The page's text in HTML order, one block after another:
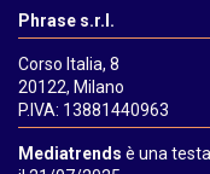
Phrase s.r.l.
Corso Italia, 8
20122, Milano
P.IVA: 13881440963
Mediatrends è una